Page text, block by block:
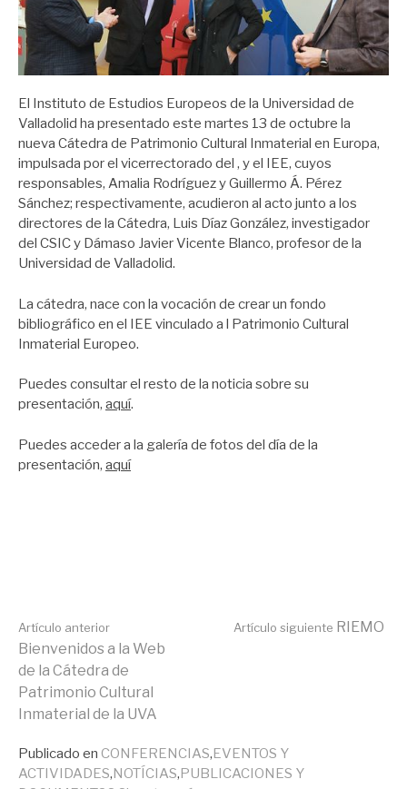
El Instituto de Estudios Europeos de la Universidad de
Valladolid ha presentado este martes 13 de octubre la
nueva Cátedra de Patrimonio Cultural Inmaterial en Europa,
impulsada por el vicerrectorado del , y el IEE, cuyos
responsables, Amalia Rodríguez y Guillermo Á. Pérez
Sánchez; respectivamente, acudieron al acto junto a los
directores de la Cátedra, Luis Díaz González, investigador
del CSIC y Dámaso Javier Vicente Blanco, profesor de la
Universidad de Valladolid.
La cátedra, nace con la vocación de crear un fondo
bibliográfico en el IEE vinculado a l Patrimonio Cultural
Inmaterial Europeo.
Puedes consultar el resto de la noticia sobre su
presentación, aquí.
Puedes acceder a la galería de fotos del día de la
presentación, aquí
Seguir
leyendo
Artículo anterior
Bienvenidos a la Web
de la Cátedra de
Patrimonio Cultural
Inmaterial de la UVA
Artículo siguiente RIEMO
Publicado en CONFERENCIAS,EVENTOS Y
ACTIVIDADES,NOTÍCIAS,PUBLICACIONES Y